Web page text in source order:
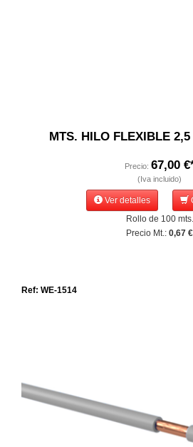
MTS. HILO FLEXIBLE
Precio: 67,00
(Iva incluido)
Ver detalles
Rollo de 100 mts.
Precio Mt.: 0,67 €
Ref: WE-1514